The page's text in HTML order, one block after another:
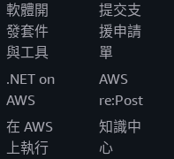
軟體開
發套件
與工具
.NET on
AWS
在 AWS
上執行
提交支
援申請
單
AWS
re:Post
知識中
心